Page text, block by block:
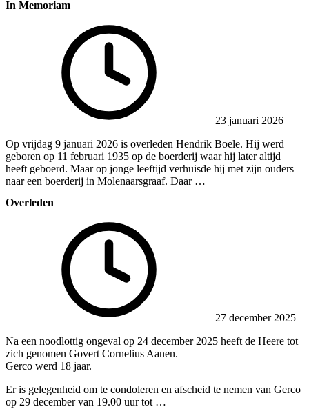
In Memoriam
23 januari 2026
Op vrijdag 9 januari 2026 is overleden Hendrik Boele. Hij werd
geboren op 11 februari 1935 op de boerderij waar hij later altijd
heeft geboerd. Maar op jonge leeftijd verhuisde hij met zijn ouders
naar een boerderij in Molenaarsgraaf. Daar …
Overleden
27 december 2025
Na een noodlottig ongeval op 24 december 2025 heeft de Heere tot
zich genomen Govert Cornelius Aanen.
Gerco werd 18 jaar.
Er is gelegenheid om te condoleren en afscheid te nemen van Gerco
op 29 december van 19.00 uur tot …